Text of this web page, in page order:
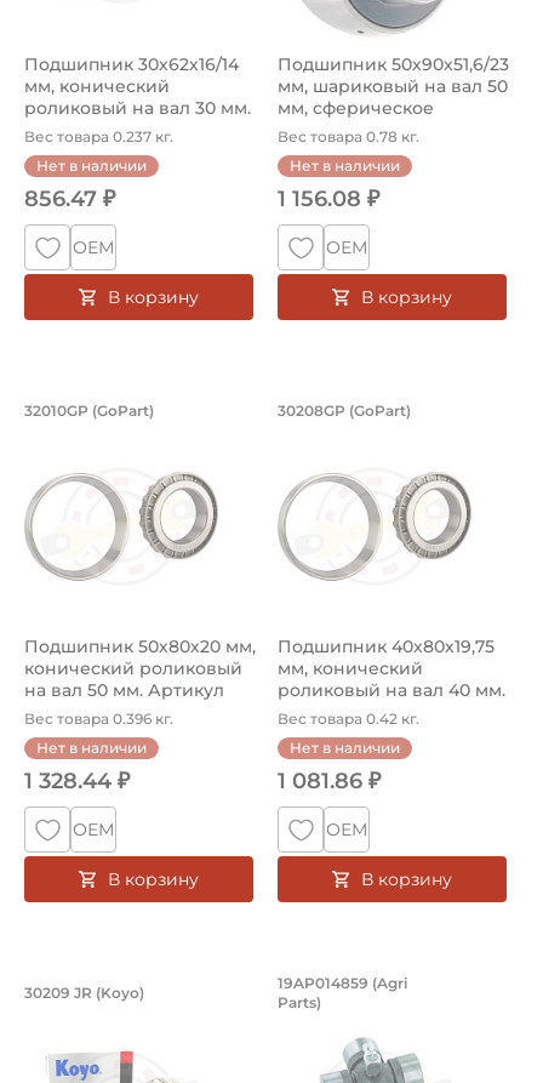
Подшипник 30х62х16/14
мм, конический
роликовый на вал 30 мм.
Артикул 30...
Вес товара 0.237 кг.
Нет в наличии
856.47 ₽
ОЕМ
В корзину
Подшипник 50х90х51,6/23
мм, шариковый на вал 50
мм, сферическое
наружно...
Вес товара 0.78 кг.
Нет в наличии
1 156.08 ₽
ОЕМ
В корзину
Подшипник 50х80х20 мм,
32010GP (GoPart)
Подшипник 50х80х20 мм,
конический роликовый
на вал 50 мм. Артикул
32010...
Вес товара 0.396 кг.
Нет в наличии
1 328.44 ₽
ОЕМ
В корзину
Подшипник
30208GP (GoPart)
Подшипник 40х80х19,75
мм, конический
роликовый на вал 40 мм.
Артикул 30...
Вес товара 0.42 кг.
Нет в наличии
1 081.86 ₽
ОЕМ
В корзину
Подшипник 45х85х19/16 мм,
Подшипник HC 30209 JR Koyo конический роликовый
30209 JR (Koyo) Крестовина
Крестовина 19AP014859
19AP014859 (Agri
Parts)